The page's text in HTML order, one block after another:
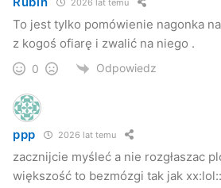
zachowania pracownika punktu
sprzedającego nasze usługi.
Policji sami sprawdzimy wszystkie
przez ten punkt. Skontaktujemy się
Klientami w celu weryfikacji
podpisanych umowach
prasowy Play.
2026 lat temu
To jest tylko pomówienie nagonka
z kogoś ofiarę i zwalić na niego .
0 Odpowiedz
ppp 2026 lat temu
zacznijcie myśleć a nie rozgłaszac
większość to bezmózgi tak jak